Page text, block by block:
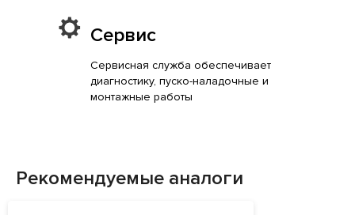
Сервис
Сервисная служба обеспечивает
диагностику, пуско-наладочные и
монтажные работы
Рекомендуемые аналоги